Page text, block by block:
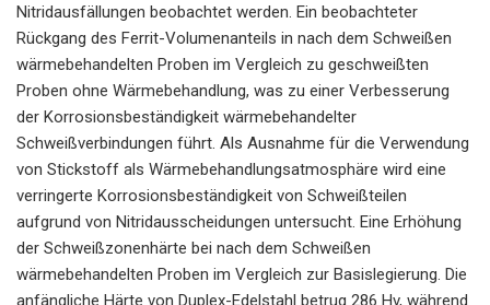
Nitridausfällungen beobachtet werden. Ein beobachteter
Rückgang des Ferrit-Volumenanteils in nach dem Schweißen
wärmebehandelten Proben im Vergleich zu geschweißten
Proben ohne Wärmebehandlung, was zu einer Verbesserung
der Korrosionsbeständigkeit wärmebehandelter
Schweißverbindungen führt. Als Ausnahme für die Verwendung
von Stickstoff als Wärmebehandlungsatmosphäre wird eine
verringerte Korrosionsbeständigkeit von Schweißteilen
aufgrund von Nitridausscheidungen untersucht. Eine Erhöhung
der Schweißzonenhärte bei nach dem Schweißen
wärmebehandelten Proben im Vergleich zur Basislegierung. Die
anfängliche Härte von Duplex-Edelstahl betrug 286 Hv, während